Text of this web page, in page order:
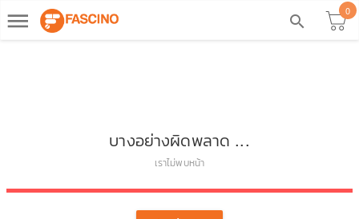
dehaze search
0
บางอย่างผิดพลาด ...
เราไม่พบหน้า